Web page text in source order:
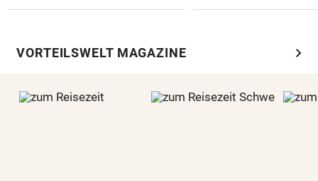
VORTEILSWELT MAGAZINE chevron_right